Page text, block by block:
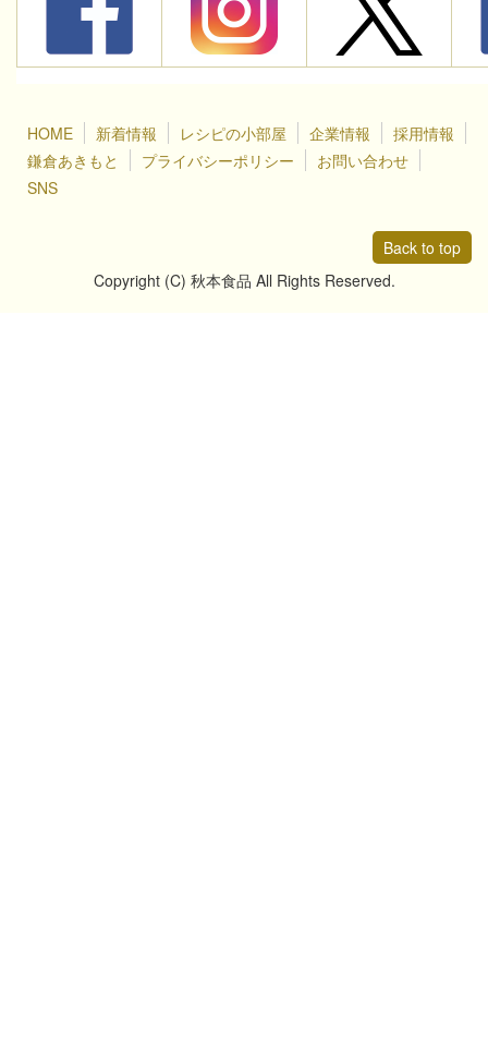
HOME 新着情報 レシピの小部屋 企業情報
採用情報
鎌倉あきもと
プライバシーポリシー
お問い合わせ
SNS
Back to top
Copyright (C) 秋本食品 All Rights Reserved.